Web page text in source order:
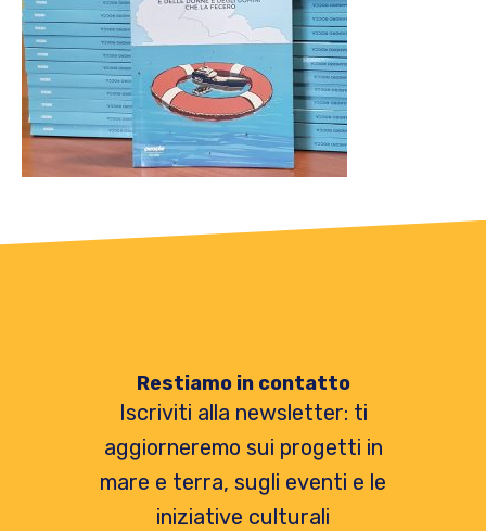
Restiamo in contatto
Iscriviti alla newsletter: ti
aggiorneremo sui progetti in
mare e terra, sugli eventi e le
iniziative culturali